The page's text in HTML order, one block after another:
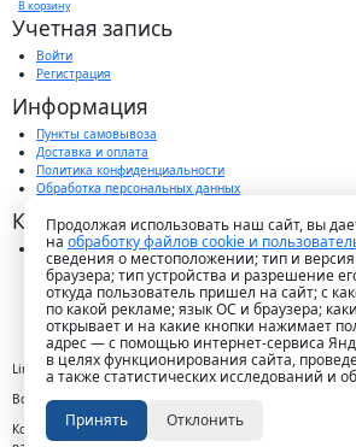
В корзину
Учетная запись
Войти
Регистрация
Информация
Пункты самовывоза
Доставка и оплата
Политика конфиденциальности
Обработка персональных данных
Контакты
г. Краснодар, пос. Победитель, ул. Быстрая, 11/1а
8-989-265-35-35 (звонок бесплатный)
Пн-Пт 9.00 — 18.00
office@lirapack.com
Посмотреть на карте
Lirapack ©2026 Все права защищены.
Все торговые марки принадлежат их владельцам
Копирование составляющих частей сайта в какой бы то
Продолжая использовать наш сайт, вы
на обработку файлов cookie и
сведения о местоположении; тип и
браузера; тип устройства и разрешение
откуда пользователь пришел на сайт; с
по какой рекламе; язык ОС и браузера;
открывает и на какие кнопки нажимает
адрес — с помощью интернет-сервиса
в целях функционирования сайта,
а также статистических исследований и
Принять Отклонить